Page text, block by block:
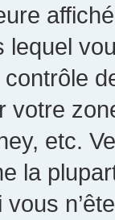
lequel
votre
etc.
la